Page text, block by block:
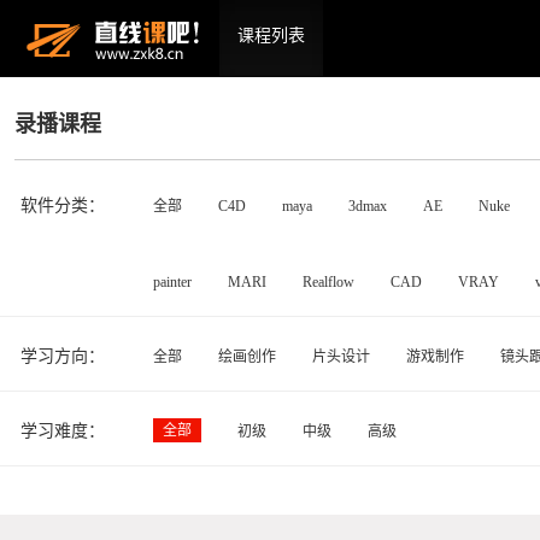
课程列表
录播课程
软件分类： 全部 C4D maya 3dmax AE Nuke
painter MARI Realflow CAD VRAY
学习方向： 全部 绘画创作 片头设计 游戏制作 镜头
学习难度： 全部 初级 中级 高级